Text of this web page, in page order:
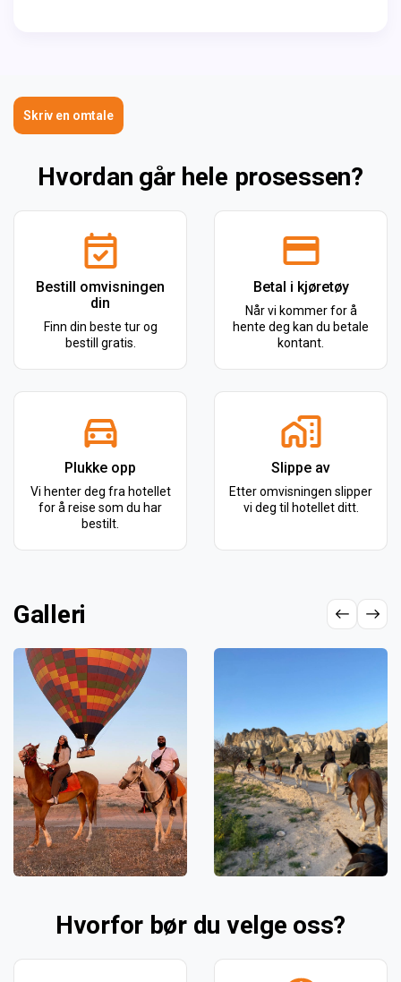
Skriv en omtale
Hvordan går hele prosessen?
Bestill omvisningen
din
Finn din beste tur og
bestill gratis.
Betal i kjøretøy
Når vi kommer for å
hente deg kan du betale
kontant.
Plukke opp
Vi henter deg fra hotellet
for å reise som du har
bestilt.
Slippe av
Etter omvisningen slipper
vi deg til hotellet ditt.
Galleri
Hvorfor bør du velge oss?